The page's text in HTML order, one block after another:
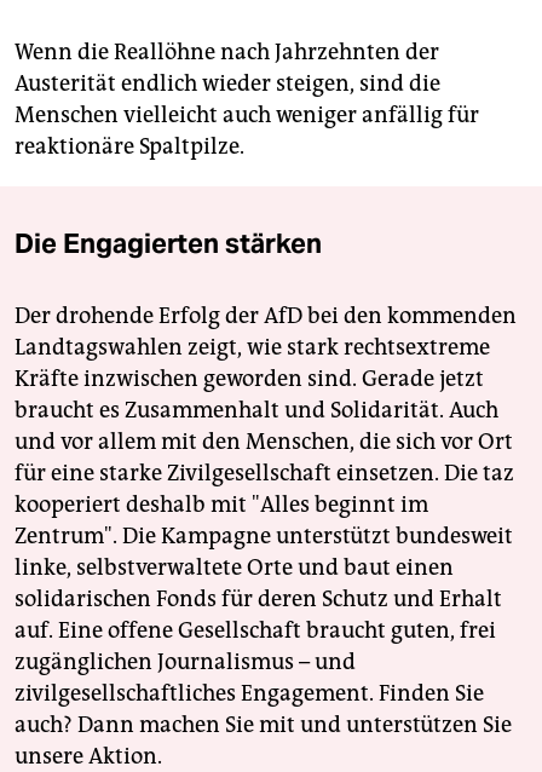
Wenn die Reallöhne nach Jahrzehnten der
Austerität endlich wieder steigen, sind die
Menschen vielleicht auch weniger anfällig für
reaktionäre Spaltpilze.
Die Engagierten stärken
Der drohende Erfolg der AfD bei den kommenden
Landtagswahlen zeigt, wie stark rechtsextreme
Kräfte inzwischen geworden sind. Gerade jetzt
braucht es Zusammenhalt und Solidarität. Auch
und vor allem mit den Menschen, die sich vor Ort
für eine starke Zivilgesellschaft einsetzen. Die taz
kooperiert deshalb mit "Alles beginnt im
Zentrum". Die Kampagne unterstützt bundesweit
linke, selbstverwaltete Orte und baut einen
solidarischen Fonds für deren Schutz und Erhalt
auf. Eine offene Gesellschaft braucht guten, frei
zugänglichen Journalismus – und
zivilgesellschaftliches Engagement. Finden Sie
auch? Dann machen Sie mit und unterstützen Sie
unsere Aktion.